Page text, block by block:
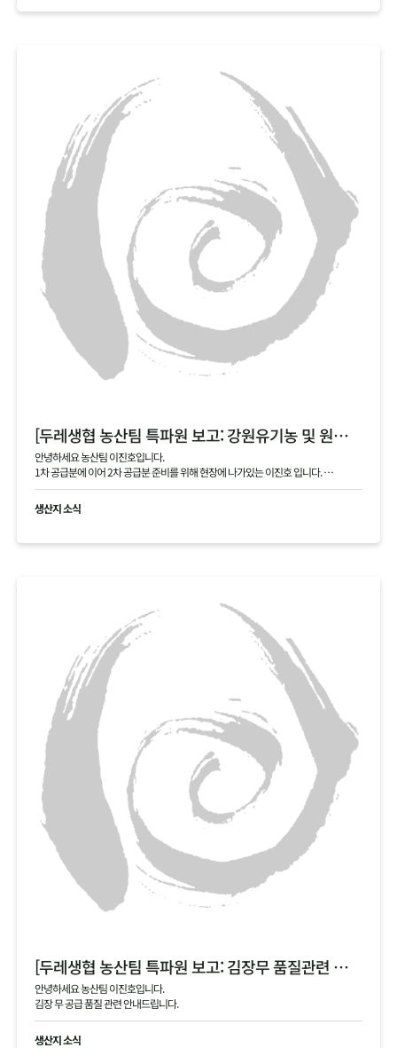
[두레생협 농산팀 특파원 보고: 강원유기농 및 원주생명농업 2차 안내]
안녕하세요 농산팀 이진호입니다.
1차 공급분에 이어 2차 공급분 준비를 위해 현장에 나가있는 이진호 입니다.
강원유기농 김장 무, 동치미 무, 대파 공급 예정이며, 현재 작확 상태 및 품질과 생산지
현황 공유드립니다.
생산지 소식
[두레생협 농산팀 특파원 보고: 김장무 품질관련 안내]
안녕하세요 농산팀 이진호입니다.
김장 무 공급 품질 관련 안내드립니다.
생산지 소식